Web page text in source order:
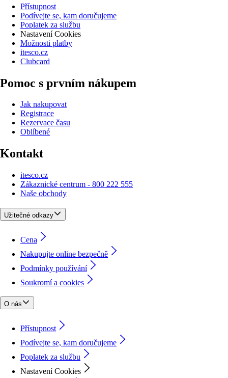
Přístupnost
Podívejte se, kam doručujeme
Poplatek za službu
Nastavení Cookies
Možnosti platby
itesco.cz
Clubcard
Pomoc s prvním nákupem
Jak nakupovat
Registrace
Rezervace času
Oblíbené
Kontakt
itesco.cz
Zákaznické centrum - 800 222 555
Naše obchody
Užitečné odkazy
Cena
Nakupujte online bezpečně
Podmínky používání
Soukromí a cookies
O nás
Přístupnost
Podívejte se, kam doručujeme
Poplatek za službu
Nastavení Cookies